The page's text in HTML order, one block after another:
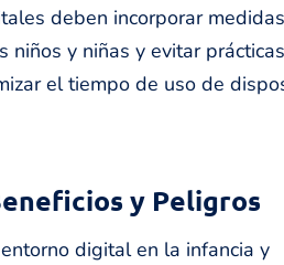
deben incorporar
y niñas y evitar prácticas
el tiempo de uso de
y Peligros
digital en la infancia y